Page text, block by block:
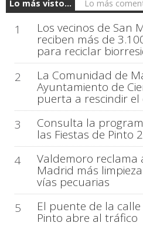
Lo más visto... Lo más
1 Los vecinos de San
reciben más de
para reciclar
2
La Comunidad de
Ayuntamiento de
puerta a rescindir
3
Consulta la
las Fiestas de Pinto
4
Valdemoro reclama
Madrid más
vías pecuarias
5
El puente de la
Pinto abre al tráfico